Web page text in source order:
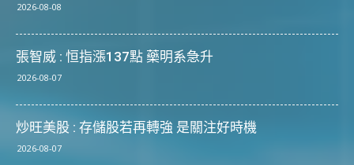
2026-08-08
張智威 : 恒指漲137點 藥明系急升
2026-08-07
炒旺美股 : 存儲股若再轉強 是關注好時機
2026-08-07